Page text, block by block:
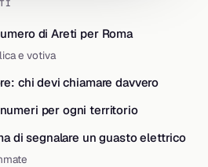
di Areti per Roma
e votiva
chi devi chiamare davvero
per ogni territorio
di segnalare un guasto elettrico